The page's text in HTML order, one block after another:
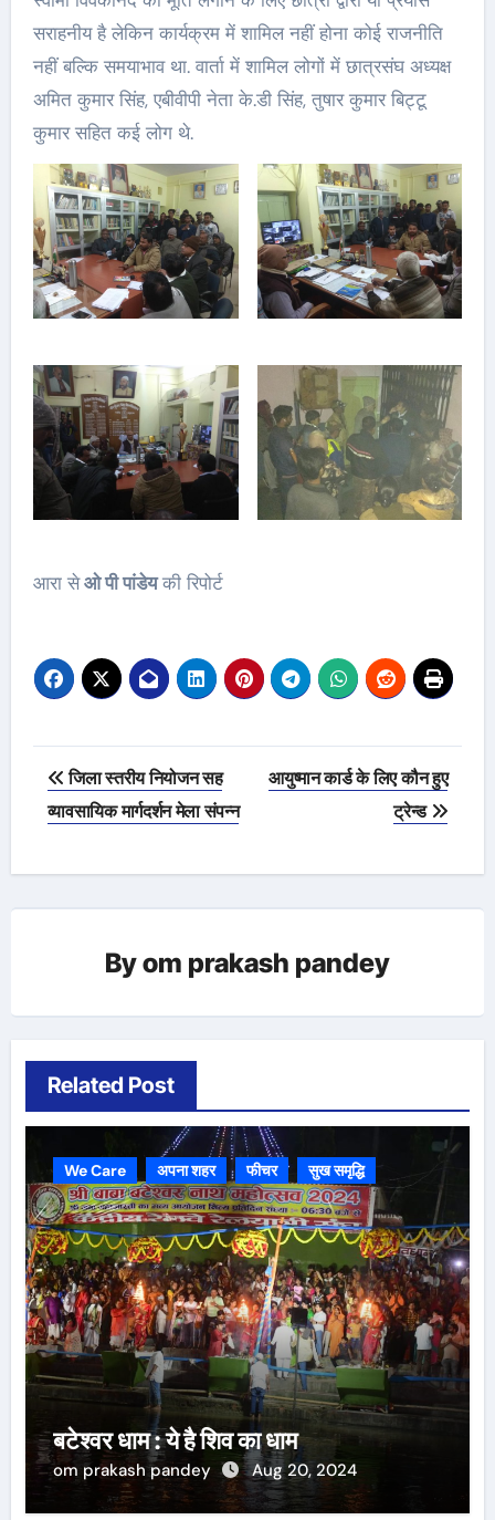
सराहनीय है लेकिन कार्यक्रम में शामिल नहीं होना कोई राजनीति
नहीं बल्कि समयाभाव था. वार्ता में शामिल लोगों में छात्रसंघ अध्यक्ष
अमित कुमार सिंह, एबीवीपी नेता के.डी सिंह, तुषार कुमार बिट्टू
कुमार सहित कई लोग थे.
आरा सेओ पी पांडेयकी रिपोर्ट
Post
navigation
जिला स्तरीय नियोजन सह
व्यावसायिक मार्गदर्शन मेला संपन्न
आयुष्मान कार्ड के लिए कौन हुए
ट्रेन्ड
Byom prakash pandey
Related Post
We Care अपना शहर फीचर सुख समृद्धि
बटेश्वर धाम : ये है शिव का धाम
om prakash pandey Aug 20, 2024